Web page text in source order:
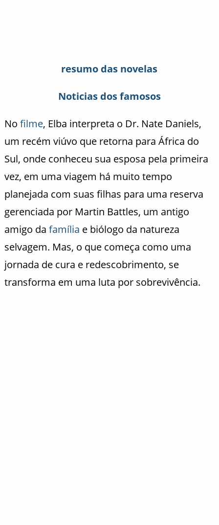
resumo das novelas
Noticias dos famosos
No filme, Elba interpreta o Dr. Nate Daniels,
um recém viúvo que retorna para África do
Sul, onde conheceu sua esposa pela primeira
vez, em uma viagem há muito tempo
planejada com suas filhas para uma reserva
gerenciada por Martin Battles, um antigo
amigo da família e biólogo da natureza
selvagem. Mas, o que começa como uma
jornada de cura e redescobrimento, se
transforma em uma luta por sobrevivência.